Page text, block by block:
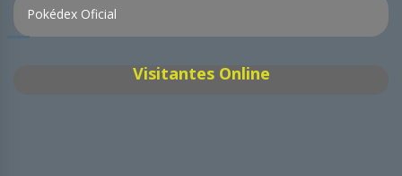
Pokédex Oficial
Visitantes Online